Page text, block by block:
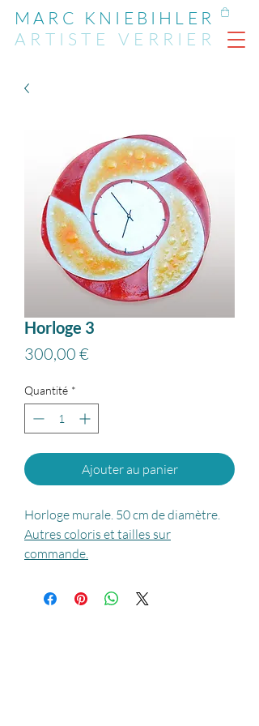
MARC KNIEBIHLER
ARTIST EVERRIER
Horloge 3
300,00 €
Quantité *
Ajouter au panier
Horloge murale. 50 cm de diamètre.
Autres coloris et tailles sur
commande.